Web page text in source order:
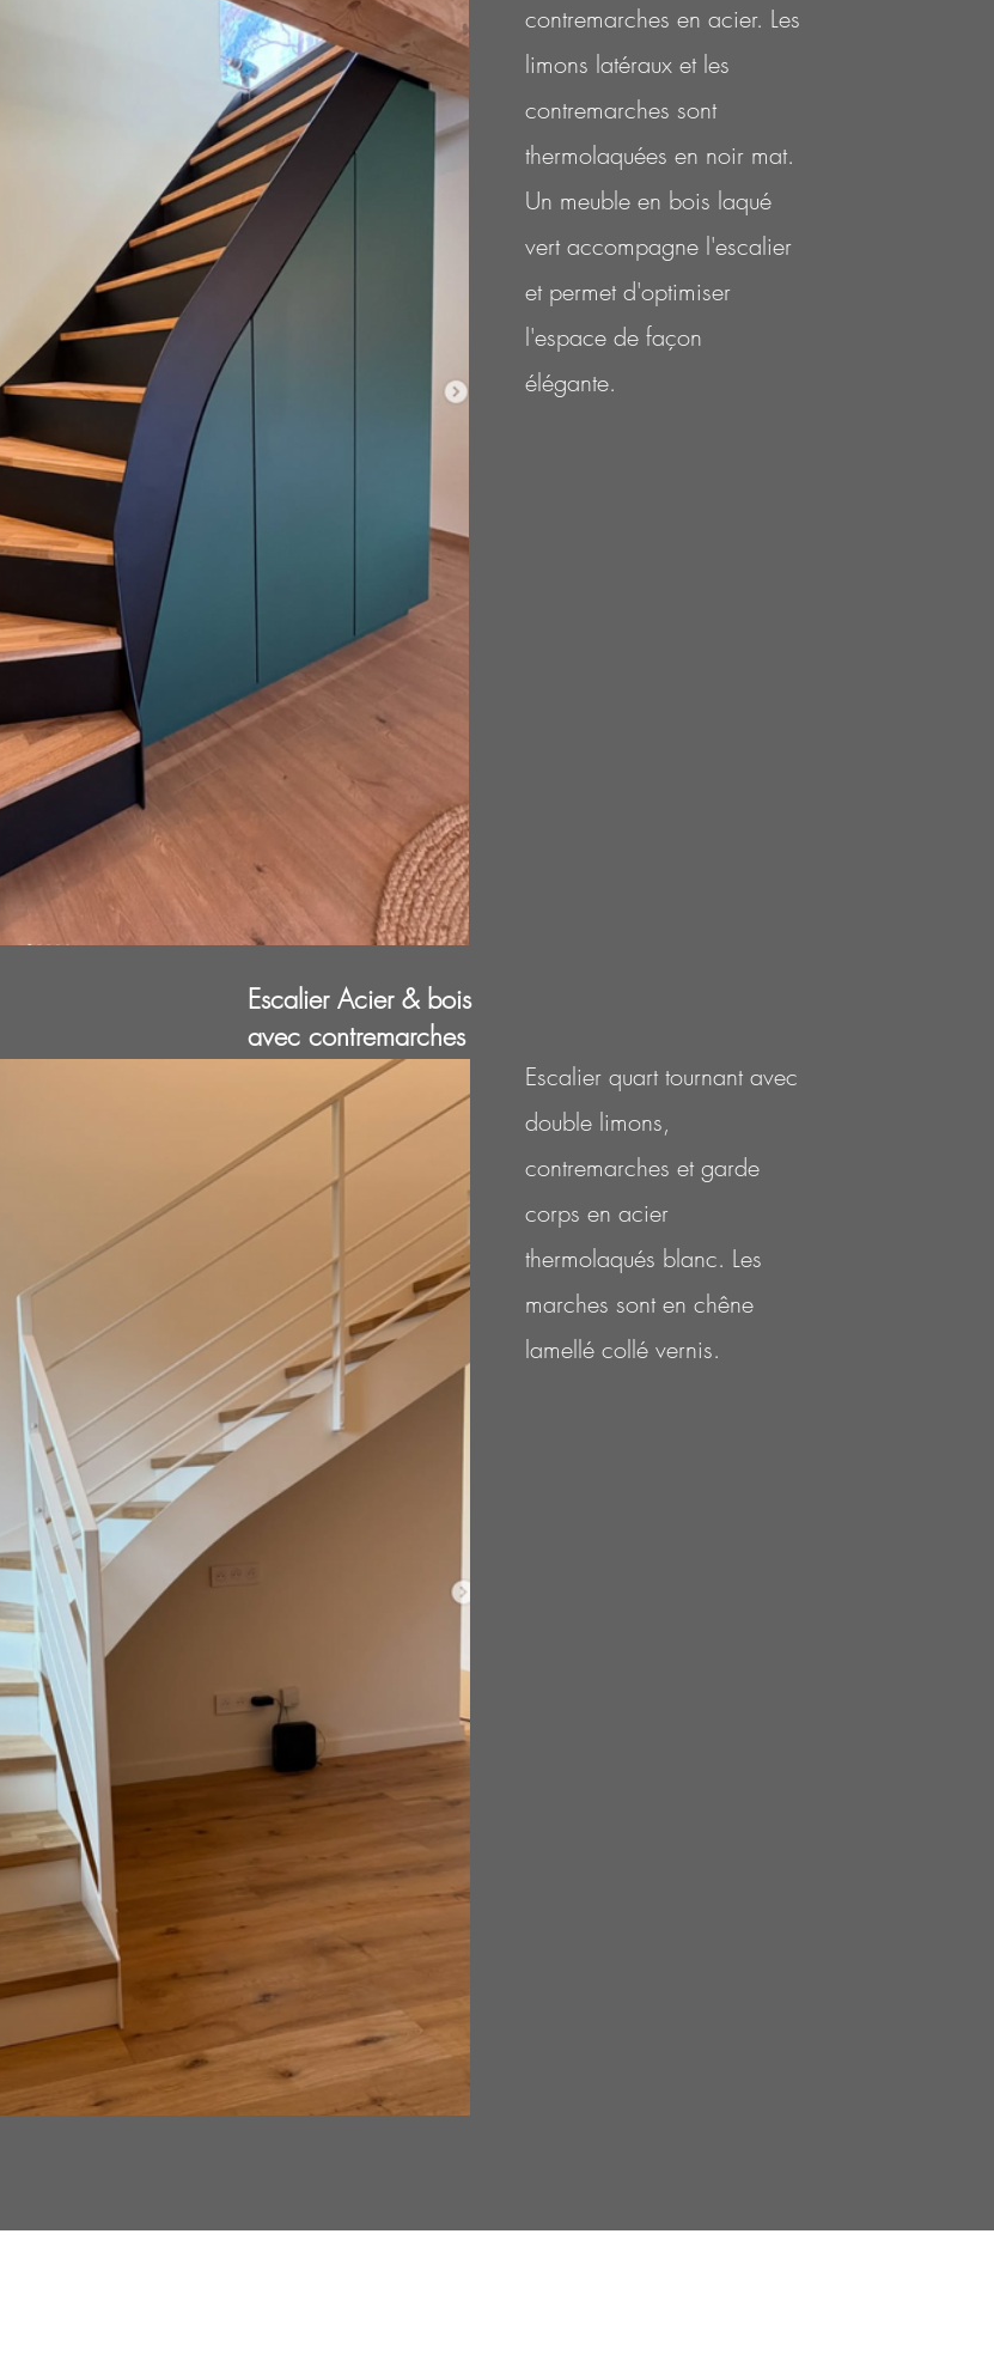
contremarches en acier. Les
limons latéraux et les
contremarches sont
thermolaquées en noir mat.
Un meuble en bois laqué
vert accompagne l'escalier
et permet d'optimiser
l'espace de façon
élégante.
Escalier Acier & bois
avec contremarches
Escalier quart tournant avec
double limons,
contremarches et garde
corps en acier
thermolaqués blanc. Les
marches sont en chêne
lamellé collé vernis.